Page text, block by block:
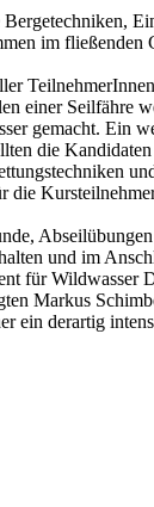
im
einer Seilfähre
gemacht. Ein
die
die
und im
für Wildwasser
Markus
ein derartig